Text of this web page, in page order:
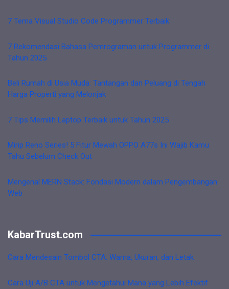
7 Tema Visual Studio Code Programmer Terbaik
7 Rekomendasi Bahasa Pemrograman untuk Programmer di
Tahun 2025
Beli Rumah di Usia Muda: Tantangan dan Peluang di Tengah
Harga Properti yang Melonjak
7 Tips Memilih Laptop Terbaik untuk Tahun 2025
Mirip Reno Series! 5 Fitur Mewah OPPO A77s Ini Wajib Kamu
Tahu Sebelum Check Out
Mengenal MERN Stack: Fondasi Modern dalam Pengembangan
Web
KabarTrust.com
Cara Mendesain Tombol CTA: Warna, Ukuran, dan Letak
Cara Uji A/B CTA untuk Mengetahui Mana yang Lebih Efektif